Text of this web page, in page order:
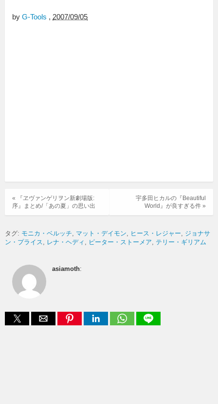
by G-Tools , 2007/09/05
宇多田ヒカルの『Beautiful
World』が良すぎる件 »
« 『ヱヴァンゲリヲン新劇場版:
序』まとめ/「あの夏」の思い出
タグ: モニカ・ベルッチ マット・デイモン ヒース・レジャー
ジョナサ
ン・プライス
レナ・ヘディ ピーター・ストーメア テリー・ギリアム
asiamoth: